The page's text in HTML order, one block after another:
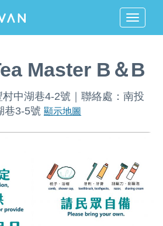
MENU
Master B＆B
中湖巷4-2號｜聯絡處：南投
巷3-5號 顯示地圖